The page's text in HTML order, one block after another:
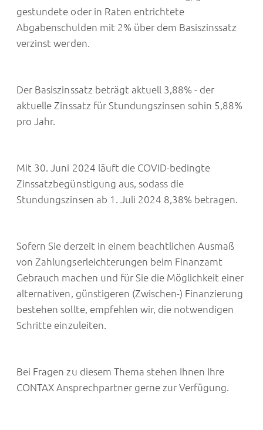
gestundete oder in Raten entrichtete
Abgabenschulden mit 2% über dem Basiszinssatz
verzinst werden.
Der Basiszinssatz beträgt aktuell 3,88% - der
aktuelle Zinssatz für Stundungszinsen sohin 5,88%
pro Jahr.
Mit 30. Juni 2024 läuft die COVID-bedingte
Zinssatzbegünstigung aus, sodass die
Stundungszinsen ab 1. Juli 2024 8,38% betragen.
Sofern Sie derzeit in einem beachtlichen Ausmaß
von Zahlungserleichterungen beim Finanzamt
Gebrauch machen und für Sie die Möglichkeit einer
alternativen, günstigeren (Zwischen-) Finanzierung
bestehen sollte, empfehlen wir, die notwendigen
Schritte einzuleiten.
Bei Fragen zu diesem Thema stehen Ihnen Ihre
CONTAX Ansprechpartner gerne zur Verfügung.